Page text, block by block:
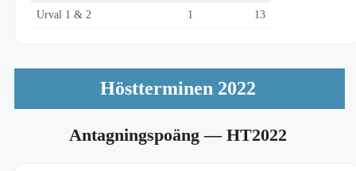
Urval 1 & 2
1 13
Höstterminen 2022
Antagningspoäng— HT2022